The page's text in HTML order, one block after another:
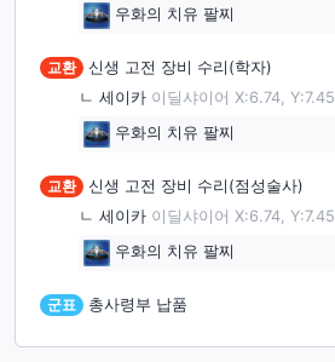
우화의 치유 팔찌
교환
신생 고전 장비 수리(학자)
ㄴ 세이카 이딜샤이어 X:6.74, Y:7.45
우화의 치유 팔찌
교환
신생 고전 장비 수리(점성술사)
ㄴ 세이카 이딜샤이어 X:6.74, Y:7.45
우화의 치유 팔찌
군표 총사령부 납품